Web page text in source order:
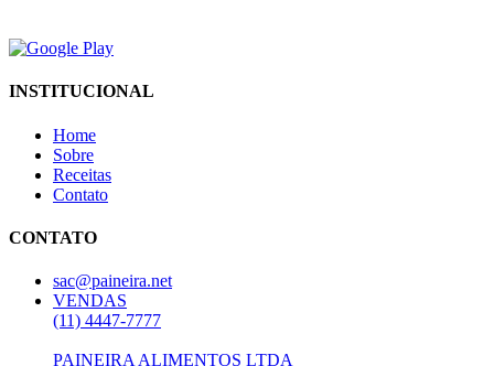
INSTITUCIONAL
Home
Sobre
Receitas
Contato
CONTATO
sac@paineira.net
VENDAS
(11) 4447-7777
PAINEIRA ALIMENTOS LTDA